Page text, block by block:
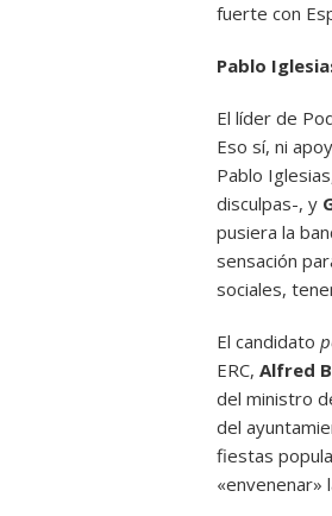
fuerte con
Pablo
El líder de
Eso sí, ni
Pablo
disculpas-, y
pusiera la
sensación
sociales,
El candidato
ERC, Alfred
del ministro
del
fiestas
«envenenar»